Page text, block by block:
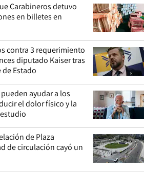
Carabineros detuvo
en billetes en
contra 3 requerimiento
diputado Kaiser tras
Estado
ayudar a los
el dolor físico y la
de Plaza
de circulación cayó un